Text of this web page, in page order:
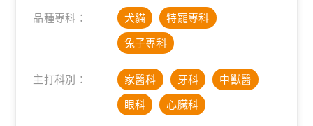
品種專科： 犬貓
特寵專科
兔子專科
主打科別： 家醫科 牙科
中獸醫
眼科
心臟科